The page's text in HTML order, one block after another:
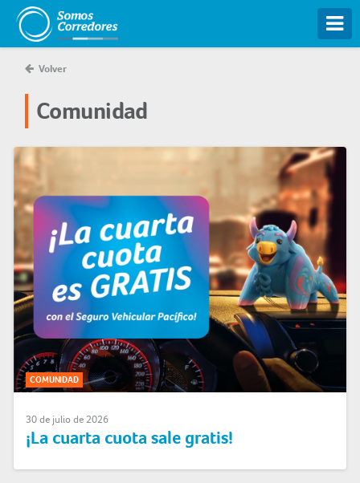
Volver
Comunidad
COMUNIDAD
30 de julio de 2026
¡La cuarta cuota sale gratis!